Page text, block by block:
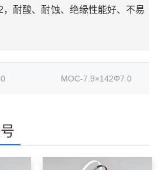
，耐酸、耐蚀、绝缘性能好、不易
MOC-7.9×142Φ7.0